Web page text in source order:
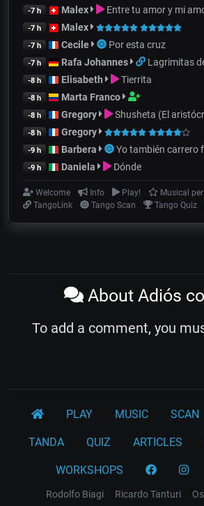
-7 h Malex Entre tu amor y mi
-7 h Malex
-7 h Cecile Por esta cruz
-7 h Rafa Johannes Lagrimitas
-8 h Elisabeth Tierrita
-8 h Marta Franco
-8 h Gregory Shusheta (El
-8 h Gregory
-9 h Barbera Yo también carrero
-9 h Daniela Dónde
Welcome Info Play!
Musical
TangoLink
Tango Scan Tango Quiz
About Adiós
To add a comment, you
PLAY MUSIC SCAN
TANDA QUIZ ARTICLES
WORKSHOPS
Rodolfo Biagi Ricardo Tanturi